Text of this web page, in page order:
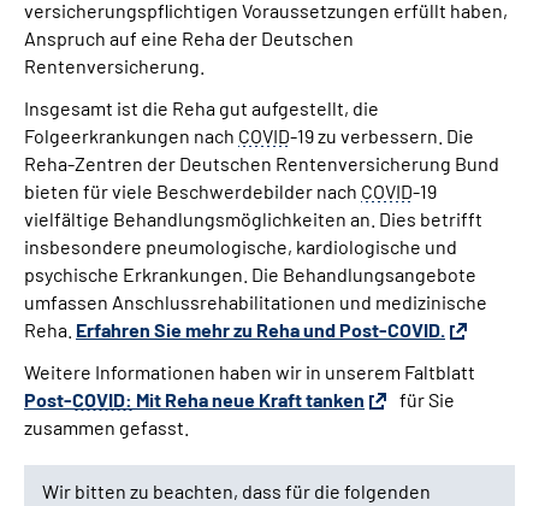
versicherungspflichtigen Voraussetzungen erfüllt haben,
Anspruch auf eine Reha der Deutschen
Rentenversicherung.
Insgesamt ist die Reha gut aufgestellt, die
Folgeerkrankungen nach COVID-19 zu verbessern. Die
Reha-Zentren der Deutschen Rentenversicherung Bund
bieten für viele Beschwerdebilder nach COVID-19
vielfältige Behandlungsmöglichkeiten an. Dies betrifft
insbesondere pneumologische, kardiologische und
psychische Erkrankungen. Die Behandlungsangebote
umfassen Anschlussrehabilitationen und medizinische
Reha. Erfahren Sie mehr zu Reha und Post-COVID.
Weitere Informationen haben wir in unserem Faltblatt
Post-COVID: Mit Reha neue Kraft tanken
für Sie
zusammen gefasst.
Wir bitten zu beachten, dass für die folgenden